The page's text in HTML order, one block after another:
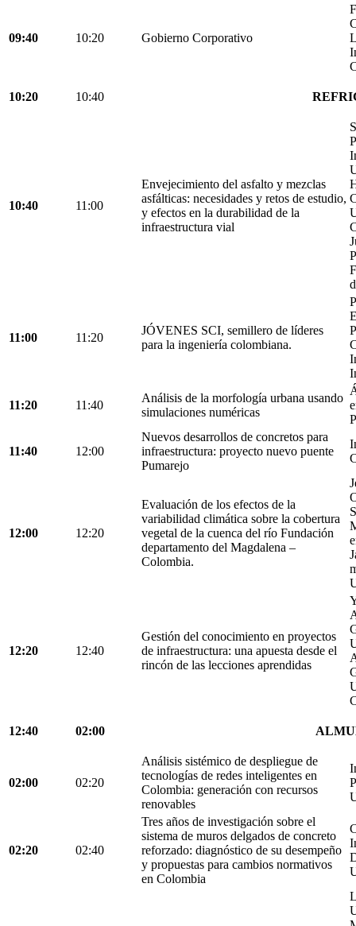
09:40 10:20 Gobierno Corporativo
10:20 10:40
10:40 11:00
Envejecimiento del asfalto y mezclas
asfálticas: necesidades y retos de estudio,
y efectos en la durabilidad de la
infraestructura vial
11:00 11:20
JÓVENES SCI, semillero de líderes
para la ingeniería colombiana.
11:20 11:40
Análisis de la morfología urbana usando
simulaciones numéricas
11:40 12:00
Nuevos desarrollos de concretos para
infraestructura: proyecto nuevo puente
Pumarejo
12:00 12:20
Evaluación de los efectos de la
variabilidad climática sobre la cobertura
vegetal de la cuenca del río Fundación
departamento del Magdalena –
Colombia.
12:20 12:40
Gestión del conocimiento en proyectos
de infraestructura: una apuesta desde el
rincón de las lecciones aprendidas
12:40 02:00
02:00 02:20
Análisis sistémico de despliegue de
tecnologías de redes inteligentes en
Colombia: generación con recursos
renovables
02:20 02:40
Tres años de investigación sobre el
sistema de muros delgados de concreto
reforzado: diagnóstico de su desempeño
y propuestas para cambios normativos
en Colombia